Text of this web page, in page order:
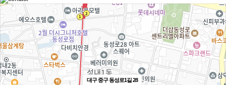
대구 중구 동성로1길 28